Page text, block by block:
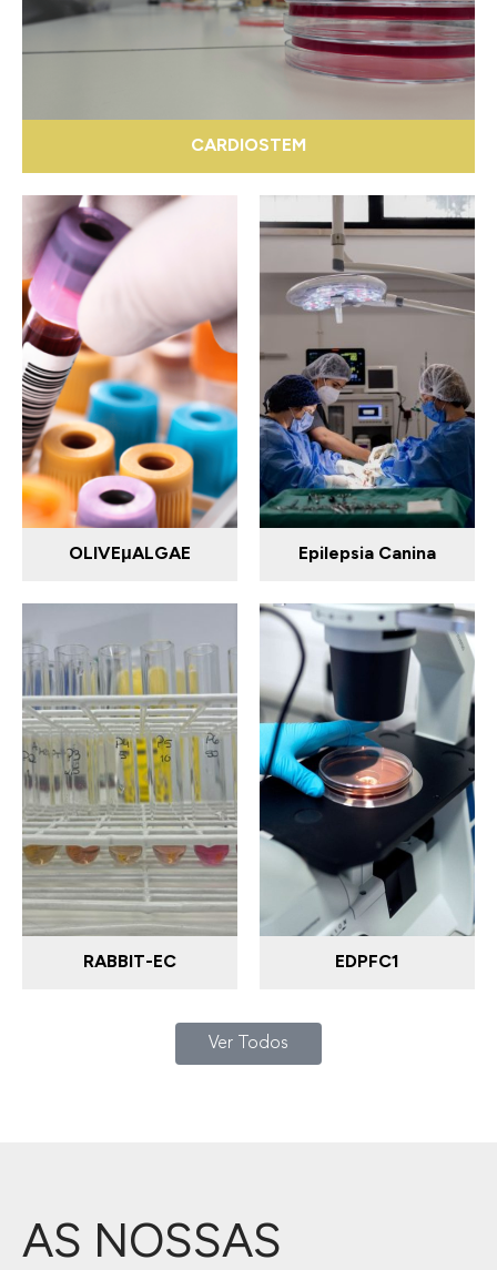
CARDIOSTEM
OLIVEμALGAE Epilepsia Canina
RABBIT-EC EDPFC1
Ver Todos
AS NOSSAS